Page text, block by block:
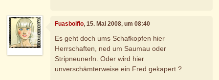
Fuasboiflo, 15. Mai 2008, um 08:40
Es geht doch ums Schafkopfen hier
Herrschaften, ned um Saumau oder
Stripneunerln. Oder wird hier
unverschämterweise ein Fred gekapert ?